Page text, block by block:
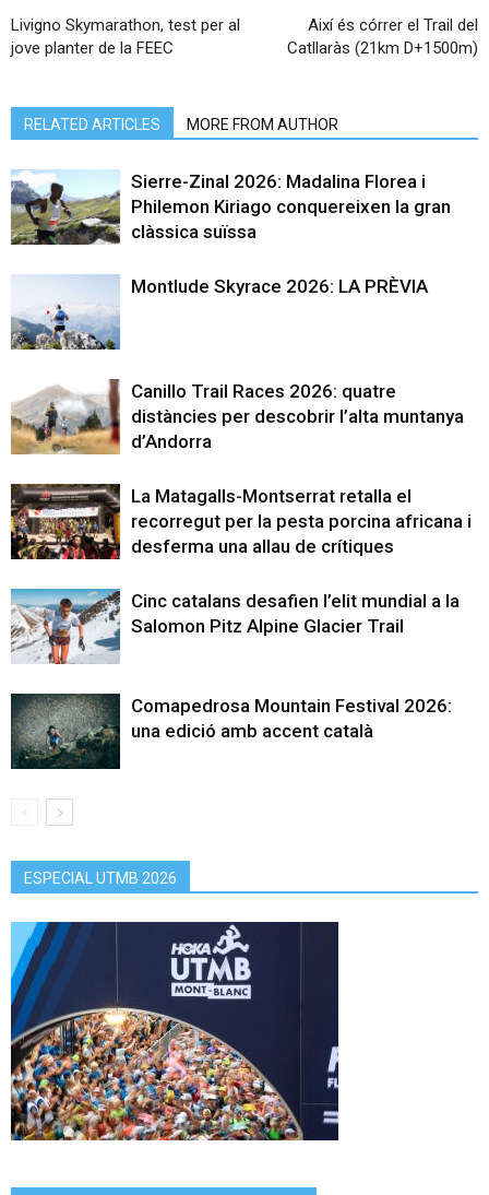
Livigno Skymarathon, test per al
jove planter de la FEEC
Així és córrer el Trail del
Catllaràs (21km D+1500m)
RELATED ARTICLES MORE FROM AUTHOR
Sierre-Zinal 2026: Madalina Florea i
Philemon Kiriago conquereixen la gran
clàssica suïssa
Montlude Skyrace 2026: LA PRÈVIA
Canillo Trail Races 2026: quatre
distàncies per descobrir l’alta muntanya
d’Andorra
La Matagalls-Montserrat retalla el
recorregut per la pesta porcina africana i
desferma una allau de crítiques
Cinc catalans desafien l’elit mundial a la
Salomon Pitz Alpine Glacier Trail
Comapedrosa Mountain Festival 2026:
una edició amb accent català
ESPECIAL UTMB 2026